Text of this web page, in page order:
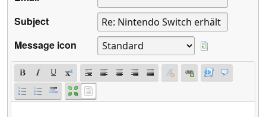
Subject
Message icon